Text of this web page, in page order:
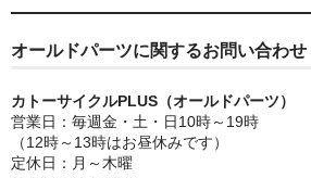
グラベル/シクロクロス
トラック・ピスト
BMX
オールドパーツに関するお問い合わせ
カトーサイクルPLUS（オールドパーツ）
営業日：毎週金・土・日10時～19時
（12時～13時はお昼休みです）
定休日：月～木曜